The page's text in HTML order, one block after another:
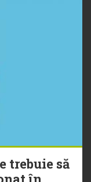
trebuie să
în